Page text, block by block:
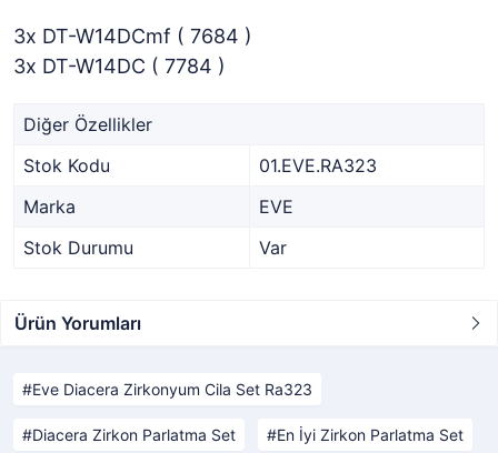
3x DT-W14DCmf ( 7684 )
3x DT-W14DC ( 7784 )
Diğer Özellikler
Stok Kodu
01.EVE.RA323
Marka
EVE
Stok Durumu
Var
Ürün Yorumları
Eve Diacera Zirkonyum Cila Set Ra323
Diacera Zirkon Parlatma Set En İyi Zirkon Parlatma Set